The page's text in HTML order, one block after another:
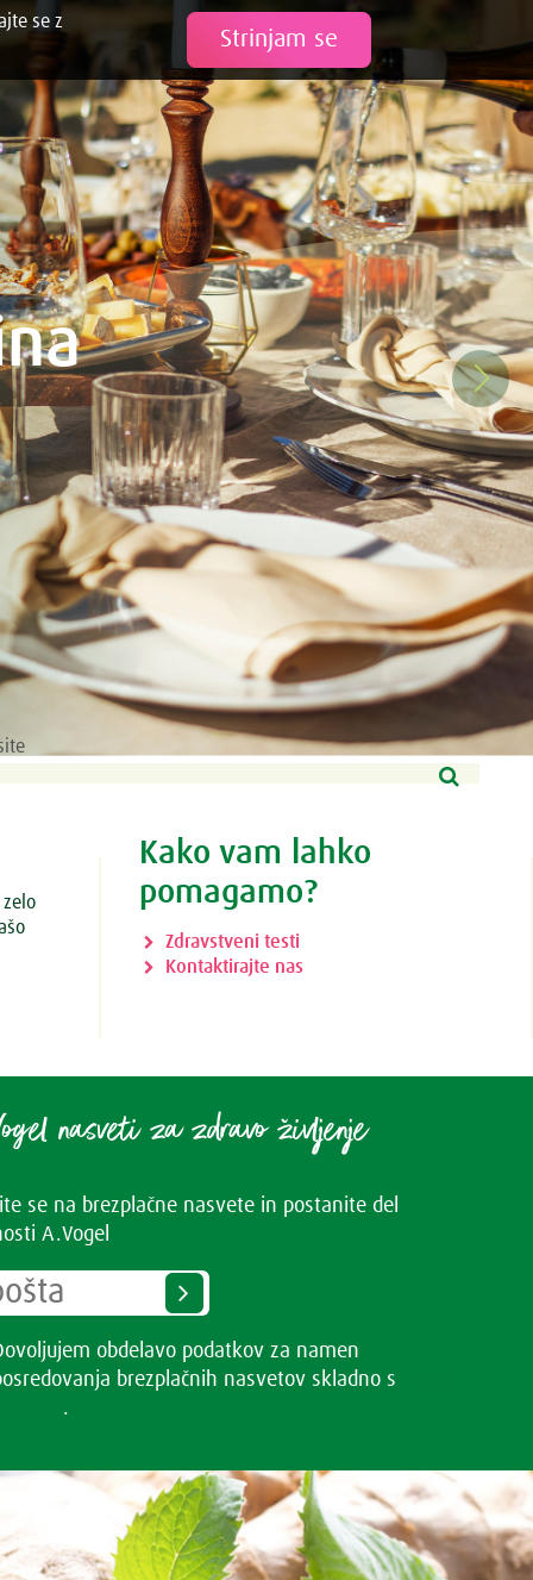
Kako vam lahko
pomagamo?
Zdravstveni testi
Kontaktirajte nas
nasveti za zdravo življenje
se na brezplačne nasvete in postanite del
A.Vogel
obdelavo podatkov za namen
brezplačnih nasvetov skladno s
.
Strinjam se
se z Tweet